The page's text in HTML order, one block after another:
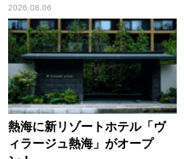
2026.08.06
熱海に新リゾートホテル「ヴ
ィラージュ熱海」がオープ